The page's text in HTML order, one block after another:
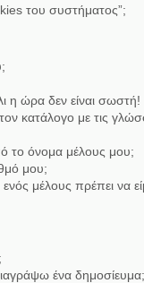
του συστήματος”;
η ώρα δεν είναι σωστή!
κατάλογο με τις
το όνομα μέλους μου;
μου;
μέλους πρέπει να
ένα δημοσίευμα;